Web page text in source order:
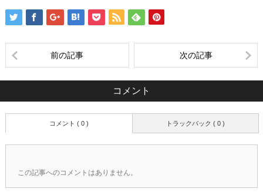
前の記事 次の記事
コメント
トラックバック ( 0 )
コメント ( 0 )
この記事へのコメントはありません。